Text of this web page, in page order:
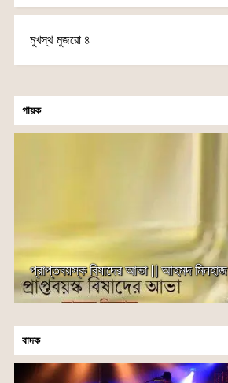
মুখস্থ মুজরো ৪
গায়ক
প্রাপ্তবয়স্ক বিষাদের আভা || আহমদ মিনহাজ
বাদক